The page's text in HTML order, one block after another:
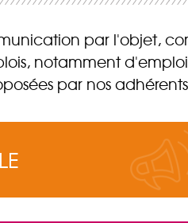
par l'objet,
notamment
par nos adhérents